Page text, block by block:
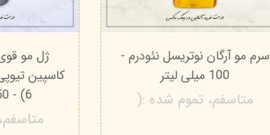
سرم مو آرگان نوتریسل نئودرم -
100 میلی‌ لیتر
متاسفم، تموم شده :(
کاسپین
6) - 150 میلی لیتر